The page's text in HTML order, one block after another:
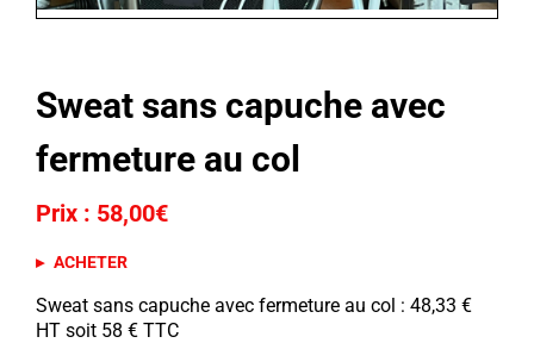
Sweat sans capuche avec
fermeture au col
58,00€
ACHETER
Sweat sans capuche avec fermeture au col : 48,33 €
HT soit 58 € TTC